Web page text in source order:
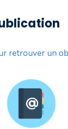
retrouver un